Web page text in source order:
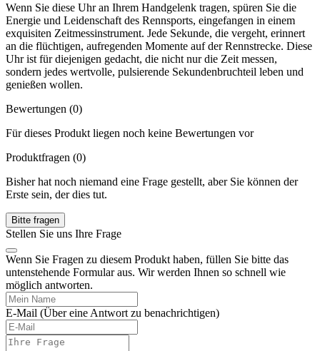
Wenn Sie diese Uhr an Ihrem Handgelenk tragen, spüren Sie die
Energie und Leidenschaft des Rennsports, eingefangen in einem
exquisiten Zeitmessinstrument. Jede Sekunde, die vergeht, erinnert
an die flüchtigen, aufregenden Momente auf der Rennstrecke. Diese
Uhr ist für diejenigen gedacht, die nicht nur die Zeit messen,
sondern jedes wertvolle, pulsierende Sekundenbruchteil leben und
genießen wollen.
Bewertungen (0)
Für dieses Produkt liegen noch keine Bewertungen vor
Produktfragen (0)
Bisher hat noch niemand eine Frage gestellt, aber Sie können der
Erste sein, der dies tut.
Bitte fragen
Stellen Sie uns Ihre Frage
Wenn Sie Fragen zu diesem Produkt haben, füllen Sie bitte das
untenstehende Formular aus. Wir werden Ihnen so schnell wie
möglich antworten.
E-Mail (Über eine Antwort zu benachrichtigen)